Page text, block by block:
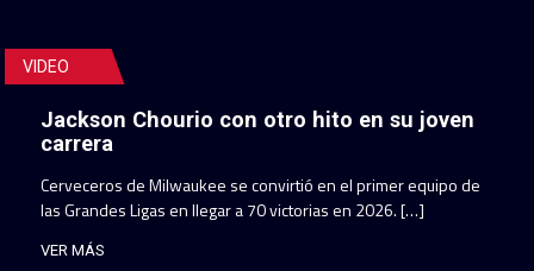
VIDEO
Jackson Chourio con otro hito en su joven
carrera
Cerveceros de Milwaukee se convirtió en el primer equipo de
las Grandes Ligas en llegar a 70 victorias en 2026. […]
VER MÁS